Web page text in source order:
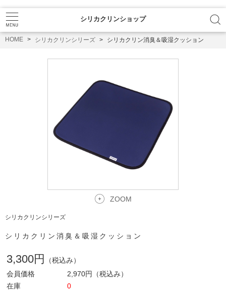
シリカクリンショップ
HOME シリカクリンシリーズ シリカクリン消臭＆吸湿クッション
ZOOM
シリカクリンシリーズ
シリカクリン消臭＆吸湿クッション
3,300円
（税込み）
会員価格
2,970円
（税込み）
在庫
0